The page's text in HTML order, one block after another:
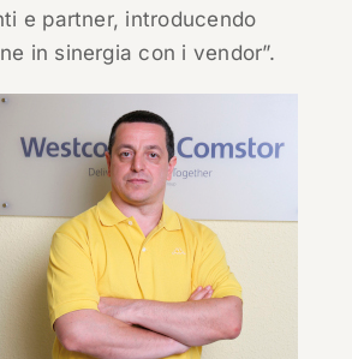
e partner, introducendo
in sinergia con i vendor”.